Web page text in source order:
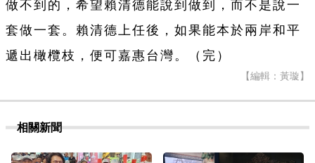
做不到的，希望賴清德能說到做到，而不是說一
套做一套。賴清德上任後，如果能本於兩岸和平
遞出橄欖枝，便可嘉惠台灣。（完）
【編輯：黃璇】
相關新聞